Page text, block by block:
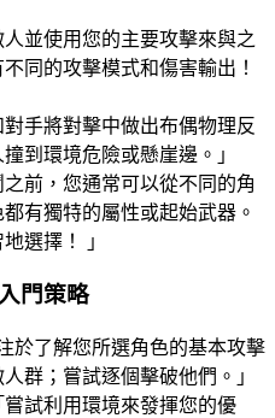
人並使用您的主要攻擊來與之
同的攻擊模式和傷害輸出！
對手將對擊中做出布偶物理反
到環境危險或懸崖邊。」
之前，您通常可以從不同的角
有獨特的屬性或起始武器。
選擇！ 」
門策略
注於了解您所選角色的基本攻擊
群；嘗試逐個擊破他們。」
嘗試利用環境來發揮您的優